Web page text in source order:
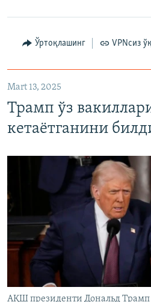
Ўртоқлашинг VPNсиз
Mart 13, 2025
Трамп ўз
кетаётганини
АҚШ президенти Дональд Трамп